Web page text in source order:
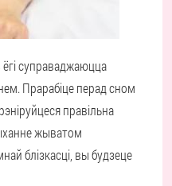
суправаджаюцца
Прарабіце перад сном
правільна
жыватом
блізкасці, вы будзеце